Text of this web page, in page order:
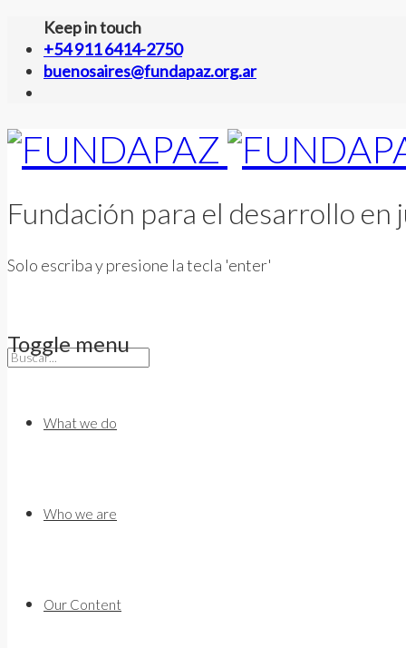
Keep in touch
+54 911 6414-2750
buenosaires@fundapaz.org.ar
Fundación para el desarrollo en
Solo escriba y presione la tecla 'enter'
Toggle menu
contentWhat we do
Who we are
Our Content